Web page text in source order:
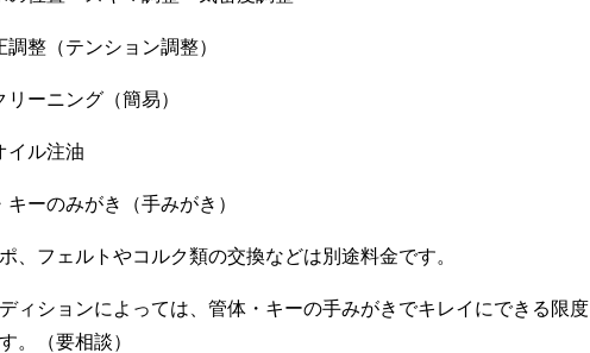
調整（テンション調整）
リーニング（簡易）
イル注油
キーのみがき（手みがき）
、フェルトやコルク類の交換などは別途料金です。
ィションによっては、管体・キーの手みがきでキレイにできる限度
。（要相談）